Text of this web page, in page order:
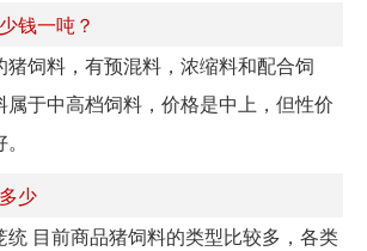
钱一吨？
饲料，有预混料，浓缩料和配合饲
于中高档饲料，价格是中上，但性价
少
统 目前商品猪饲料的类型比较多，各类